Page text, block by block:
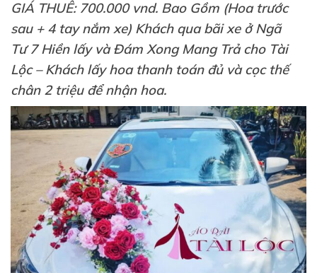
GIÁ THUÊ: 700.000 vnd. Bao Gồm (Hoa trước
sau + 4 tay nắm xe) Khách qua bãi xe ở Ngã
Tư 7 Hiền lấy và Đám Xong Mang Trả cho Tài
Lộc – Khách lấy hoa thanh toán đủ và cọc thế
chân 2 triệu để nhận hoa.